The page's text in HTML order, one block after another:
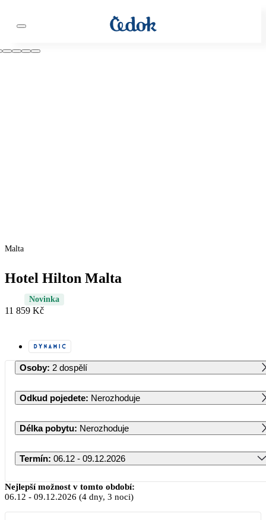
Malta
Hotel Hilton Malta
Novinka
11 859 Kč
Osoby: 2 dospělí
Odkud pojedete: Nerozhoduje
Délka pobytu: Nerozhoduje
Termín: 06.12 - 09.12.2026
Prosinec 2026
PO ÚT ST ČT PÁ SO NE
Nejlepší možnost v tomto období:
06.12 - 09.12.2026 (4 dny, 3 noci)